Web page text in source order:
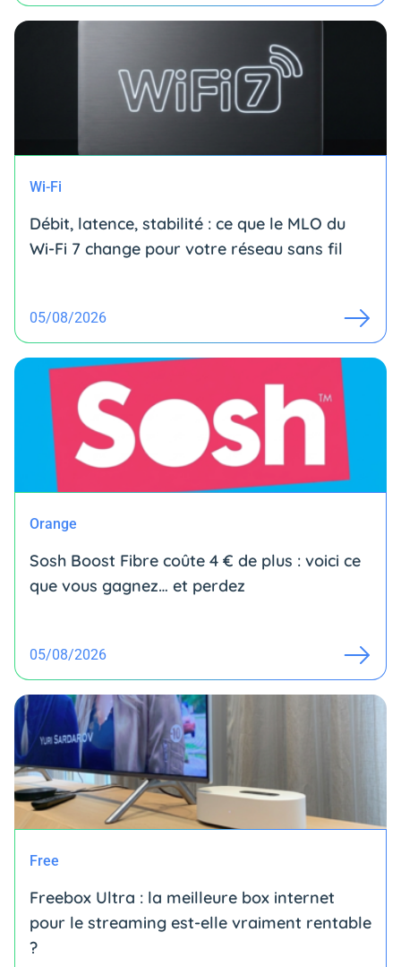
Wi-Fi
Débit, latence, stabilité : ce que le MLO du
Wi-Fi 7 change pour votre réseau sans fil
05/08/2026
Orange
Sosh Boost Fibre coûte 4 € de plus : voici ce
que vous gagnez… et perdez
05/08/2026
Free
Freebox Ultra : la meilleure box internet
pour le streaming est-elle vraiment rentable
?